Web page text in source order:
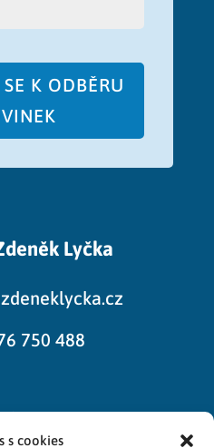
s cookies
K ODBĚRU
Lyčka
750 488